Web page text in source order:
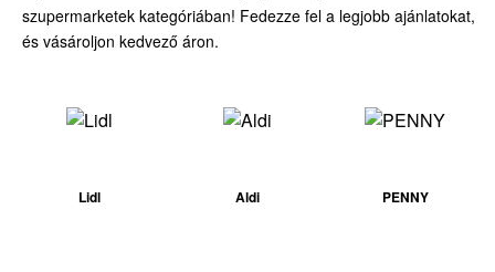
szupermarketek kategóriában! Fedezze fel a legjobb ajánlatokat,
és vásároljon kedvező áron.
Lidl Aldi PENNY